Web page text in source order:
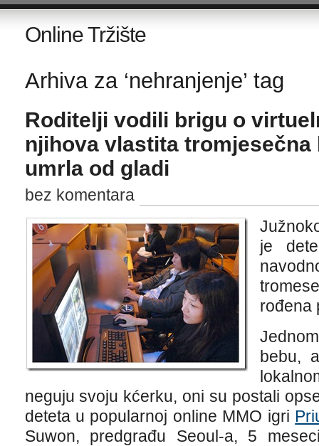
Online Tržište
Arhiva za ‘nehranjenje’ tag
Roditelji vodili brigu o
njihova vlastita tromjesečna
umrla od gladi
bez komentara
je
rođena
bebu,
neguju svoju kćerku, oni su postali
deteta u popularnoj online MMO igri
Suwon, predgrađu Seoul-a, 5